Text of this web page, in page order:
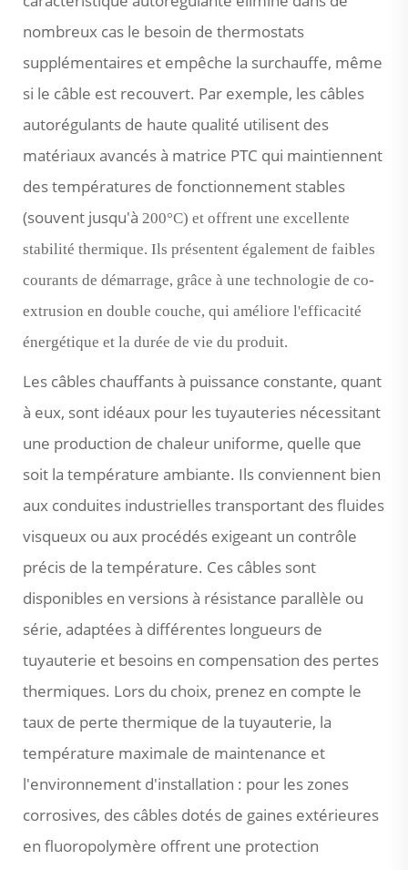
nombreux cas le besoin de thermostats
supplémentaires et empêche la surchauffe, même
si le câble est recouvert. Par exemple, les câbles
autorégulants de haute qualité utilisent des
matériaux avancés à matrice PTC qui maintiennent
des températures de fonctionnement stables
(souvent jusqu'à 200°C) et offrent une excellente
stabilité thermique. Ils présentent également de faibles
courants de démarrage, grâce à une technologie de co-
extrusion en double couche, qui améliore l'efficacité
énergétique et la durée de vie du produit.
Les câbles chauffants à puissance constante, quant
à eux, sont idéaux pour les tuyauteries nécessitant
une production de chaleur uniforme, quelle que
soit la température ambiante. Ils conviennent bien
aux conduites industrielles transportant des fluides
visqueux ou aux procédés exigeant un contrôle
précis de la température. Ces câbles sont
disponibles en versions à résistance parallèle ou
série, adaptées à différentes longueurs de
tuyauterie et besoins en compensation des pertes
thermiques. Lors du choix, prenez en compte le
taux de perte thermique de la tuyauterie, la
température maximale de maintenance et
l'environnement d'installation : pour les zones
corrosives, des câbles dotés de gaines extérieures
en fluoropolymère offrent une protection